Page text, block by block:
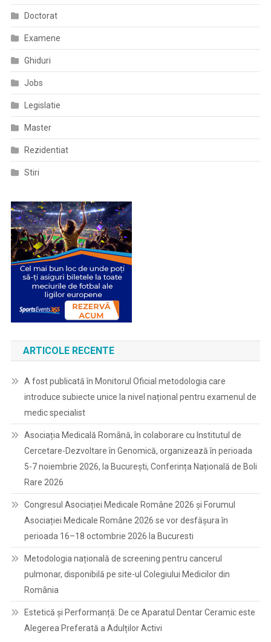
Doctorat
Examene
Ghiduri
Jobs
Legislatie
Master
Rezidentiat
Stiri
ARTICOLE RECENTE
A fost publicată în Monitorul Oficial metodologia care
introduce subiecte unice la nivel național pentru examenul de
medic specialist
Asociația Medicală Română, în colaborare cu Institutul de
Cercetare-Dezvoltare în Genomică, organizează în perioada
5-7 noiembrie 2026, la București, Conferința Națională de Boli
Rare 2026
Congresul Asociației Medicale Române 2026 și Forumul
Asociației Medicale Române 2026 se vor desfășura în
perioada 16–18 octombrie 2026 la Bucuresti
Metodologia națională de screening pentru cancerul
pulmonar, disponibilă pe site-ul Colegiului Medicilor din
România
Estetică și Performanță: De ce Aparatul Dentar Ceramic este
Alegerea Preferată a Adulților Activi